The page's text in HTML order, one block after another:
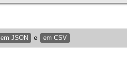
em JSON e em CSV